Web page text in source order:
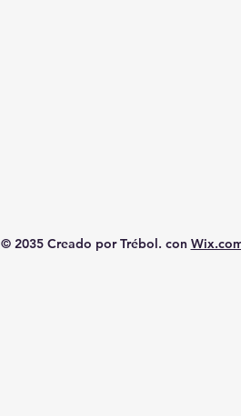
© 2035 Creado por Trébol. con